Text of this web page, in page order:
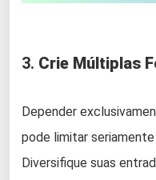
3. Crie Múltiplas
Depender
pode limitar
Diversifique suas